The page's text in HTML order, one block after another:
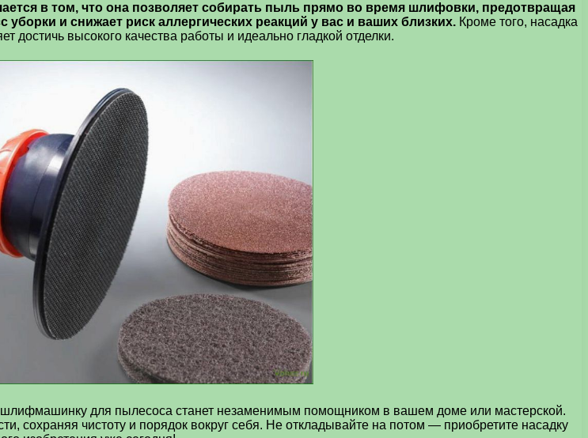
в том, что она позволяет собирать пыль прямо во время шлифовки, предотвращая
и снижает риск аллергических реакций у вас и ваших близких. Кроме того, насадка
достичь высокого качества работы и идеально гладкой отделки.
шлифмашинку для пылесоса станет незаменимым помощником в вашем доме или мастерской.
сохраняя чистоту и порядок вокруг себя. Не откладывайте на потом — приобретите насадку